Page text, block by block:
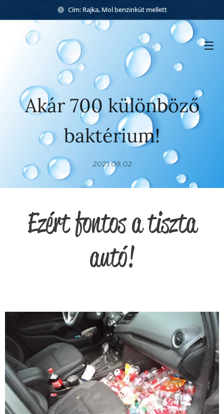
Cím: Rajka, Mol benzinkút mellett
Akár 700 különböző
baktérium!
2021.09.02
Ezért fontos a tiszta
autó!